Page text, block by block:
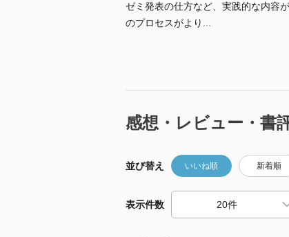
ゼミ発表の仕方など、実践的な内容
のプロセスがより...
感想・レビュー・書
並び替え いいね順 新着順
表示件数